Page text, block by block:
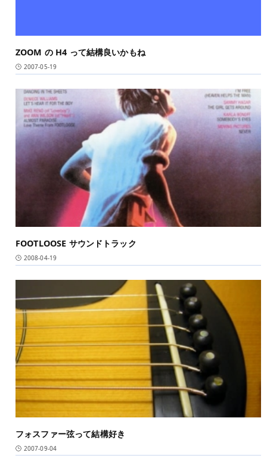
ZOOM の H4 って結構良いかもね
2007-05-19
FOOTLOOSE サウンドトラック
2008-04-19
フォスファー弦って結構好き
2007-09-04